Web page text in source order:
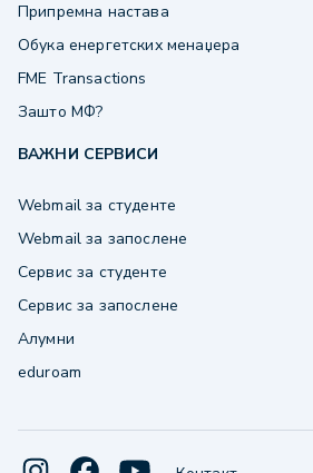
Припремна настава
Обука енергетских менаџера
FME Transactions
Зашто МФ?
ВАЖНИ СЕРВИСИ
Webmail за студенте
Webmail за запослене
Сервис за студенте
Сервис за запослене
Алумни
eduroam